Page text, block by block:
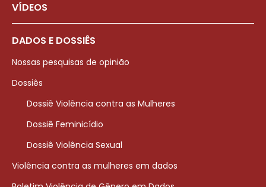
VÍDEOS
DADOS E DOSSIÊS
Nossas pesquisas de opinião
Dossiês
Dossiê Violência contra as Mulheres
Dossiê Feminicídio
Dossiê Violência Sexual
Violência contra as mulheres em dados